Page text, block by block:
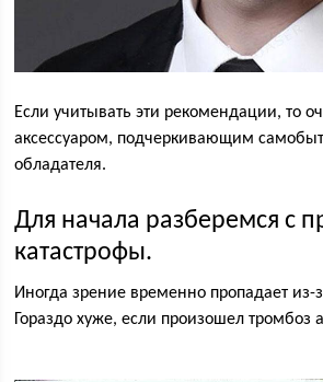
Если учитывать эти рекомендации, то
аксессуаром, подчеркивающим
обладателя.
Для начала разберемся с
катастрофы.
Иногда зрение временно пропадает из-
Гораздо хуже, если произошел тромбоз